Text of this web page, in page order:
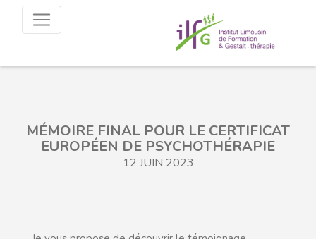
MÉMOIRE FINAL POUR LE CERTIFICAT
EUROPÉEN DE PSYCHOTHÉRAPIE
12 JUIN 2023